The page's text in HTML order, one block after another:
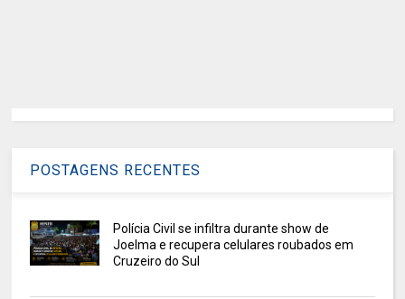
POSTAGENS RECENTES
Polícia Civil se infiltra durante show de
Joelma e recupera celulares roubados em
Cruzeiro do Sul